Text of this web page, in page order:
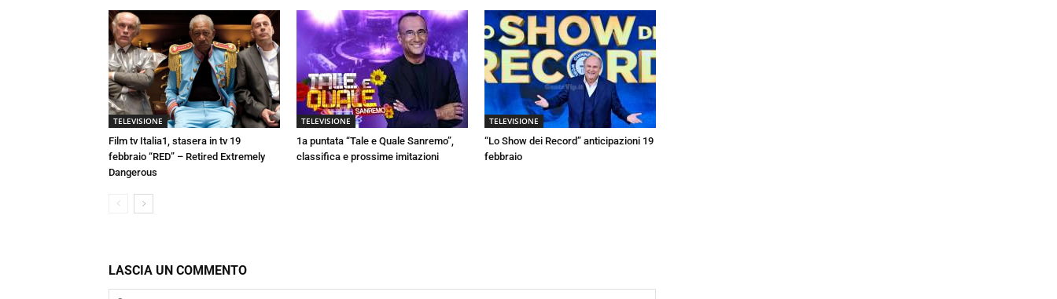
TELEVISIONE
Film tv Italia1, stasera in tv 19
febbraio “RED” – Retired Extremely
Dangerous
TELEVISIONE
1a puntata “Tale e Quale Sanremo”,
classifica e prossime imitazioni
TELEVISIONE
“Lo Show dei Record” anticipazioni 19
febbraio
LASCIA UN COMMENTO